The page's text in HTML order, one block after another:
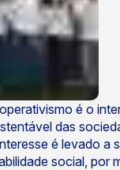
é o
das
é levado a
social, por